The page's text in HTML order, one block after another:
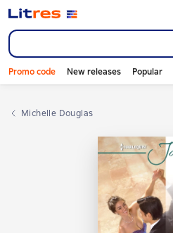
Promo code New releases Popular
Michelle Douglas